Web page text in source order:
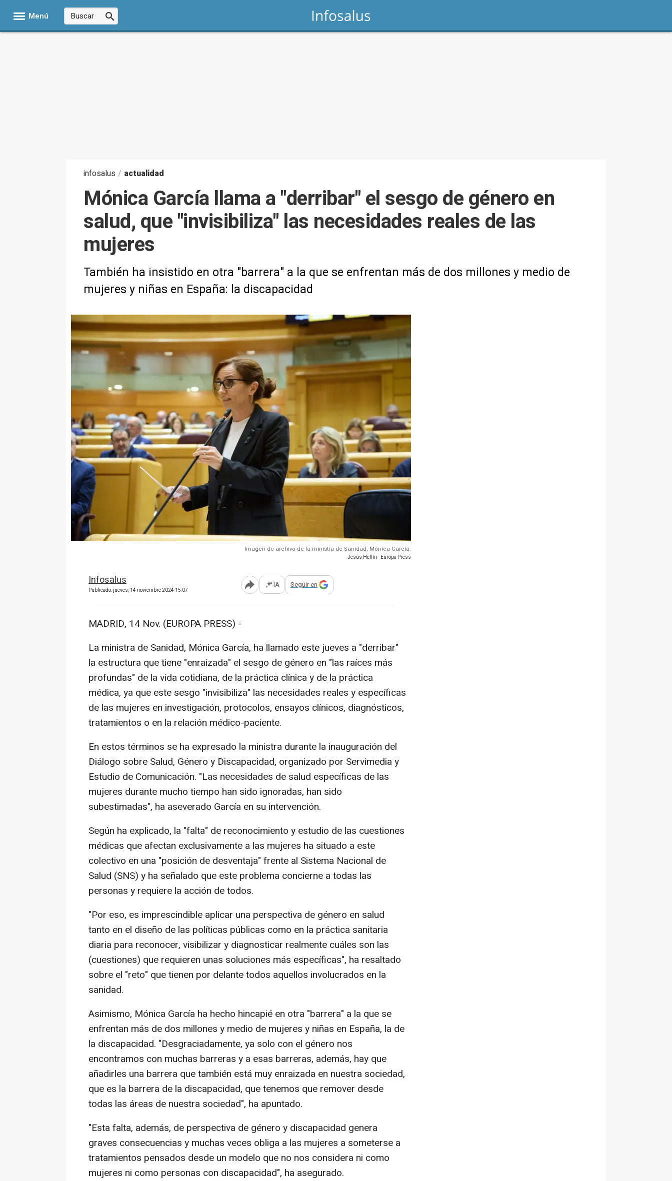
Menú
infosalus / actualidad
Mónica García llama a "derribar" el sesgo de género en
salud, que "invisibiliza" las necesidades reales de las
mujeres
También ha insistido en otra "barrera" a la que se enfrentan más de dos millones y medio de
mujeres y niñas en España: la discapacidad
Imagen de archivo de la ministra de Sanidad, Mónica García.
- Jesús Hellín - Europa Press
Infosalus
Publicado: jueves, 14 noviembre 2024 15:07 Abrir opciones para compartir
IA Seguir en
MADRID, 14 Nov. (EUROPA PRESS) -
La ministra de Sanidad, Mónica García, ha llamado este jueves a "derribar"
la estructura que tiene "enraizada" el sesgo de género en "las raíces más
profundas" de la vida cotidiana, de la práctica clínica y de la práctica
médica, ya que este sesgo "invisibiliza" las necesidades reales y específicas
de las mujeres en investigación, protocolos, ensayos clínicos, diagnósticos,
tratamientos o en la relación médico-paciente.
En estos términos se ha expresado la ministra durante la inauguración del
Diálogo sobre Salud, Género y Discapacidad, organizado por Servimedia y
Estudio de Comunicación. "Las necesidades de salud específicas de las
mujeres durante mucho tiempo han sido ignoradas, han sido
subestimadas", ha aseverado García en su intervención.
Según ha explicado, la "falta" de reconocimiento y estudio de las cuestiones
médicas que afectan exclusivamente a las mujeres ha situado a este
colectivo en una "posición de desventaja" frente al Sistema Nacional de
Salud (SNS) y ha señalado que este problema concierne a todas las
personas y requiere la acción de todos.
"Por eso, es imprescindible aplicar una perspectiva de género en salud
tanto en el diseño de las políticas públicas como en la práctica sanitaria
diaria para reconocer, visibilizar y diagnosticar realmente cuáles son las
(cuestiones) que requieren unas soluciones más específicas", ha resaltado
sobre el "reto" que tienen por delante todos aquellos involucrados en la
sanidad.
Asimismo, Mónica García ha hecho hincapié en otra "barrera" a la que se
enfrentan más de dos millones y medio de mujeres y niñas en España, la de
la discapacidad. "Desgraciadamente, ya solo con el género nos
encontramos con muchas barreras y a esas barreras, además, hay que
añadirles una barrera que también está muy enraizada en nuestra sociedad,
que es la barrera de la discapacidad, que tenemos que remover desde
todas las áreas de nuestra sociedad", ha apuntado.
"Esta falta, además, de perspectiva de género y discapacidad genera
graves consecuencias y muchas veces obliga a las mujeres a someterse a
tratamientos pensados desde un modelo que no nos considera ni como
mujeres ni como personas con discapacidad", ha asegurado.